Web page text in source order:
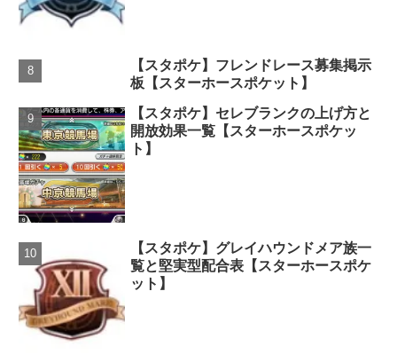
【スタポケ】フレンドレース募集掲示
板【スターホースポケット】
【スタポケ】セレブランクの上げ方と
開放効果一覧【スターホースポケッ
ト】
【スタポケ】グレイハウンドメア族一
覧と堅実型配合表【スターホースポケ
ット】